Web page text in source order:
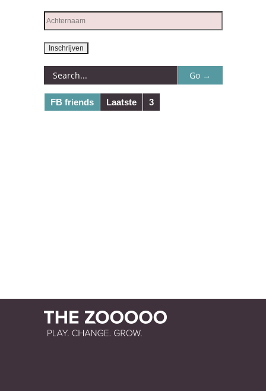
FB friends Laatste 3